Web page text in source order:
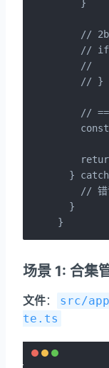
    }
//
//
//
    // }
//
}
// 错
  }
}
场景 1: 合集
文件：
src/
te.ts